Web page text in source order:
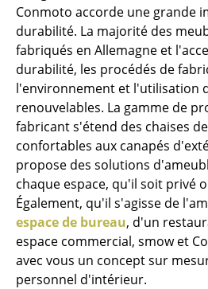
Secrétaires & Tables PC
Tables de conférence et
Tables hautes & Pupitres
Tables enfants
Table de jardin
Chariots & Dessertes
Pièces détachées
... voir toutes les tables
Conmoto accorde une grande
durabilité. La majorité des
fabriqués en Allemagne et
durabilité, les procédés de
l'environnement et l'utilisation
renouvelables. La gamme de
fabricant s'étend des chaises
confortables aux canapés
propose des solutions
chaque espace, qu'il soit privé
Également, qu'il s'agisse de
espace de bureau, d'un
espace commercial, smow et
avec vous un concept sur
personnel d'intérieur.